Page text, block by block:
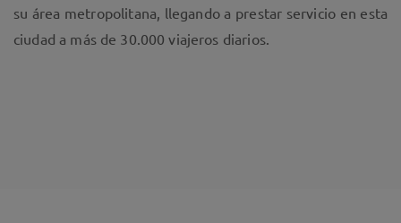
su área metropolitana, llegando a prestar servicio en esta
ciudad a más de 30.000 viajeros diarios.